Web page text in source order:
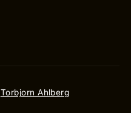
Torbjorn Ahlberg